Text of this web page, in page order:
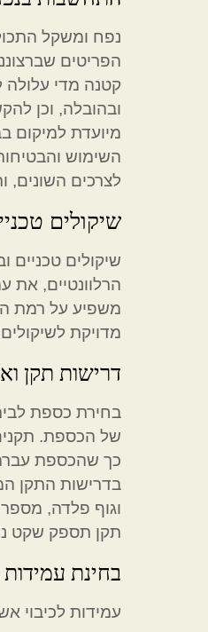
נפח ומשקל
הפריטים
קטנה מדי עלולה
ובהובלה, וכן
מיועדת למיקום
השימוש
לצרכים השונים,
שיקולים
שיקולים
הרלוונטיים, את
משפיע על רמת
מדויקת
דרישות תקן
בחירת כספת
של הכספת.
כך שהכספת
בדרישות התקן
וגוף פלדה,
תקן תספק שקט
בחינת
עמידות לכיבוי